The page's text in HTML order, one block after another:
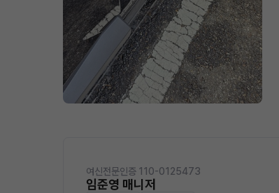
여신전문인증 110-0125473
임준영 매니저